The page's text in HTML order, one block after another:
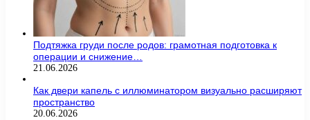
Подтяжка груди после родов: грамотная подготовка к
операции и снижение…
21.06.2026
Как двери капель с иллюминатором визуально расширяют
пространство
20.06.2026